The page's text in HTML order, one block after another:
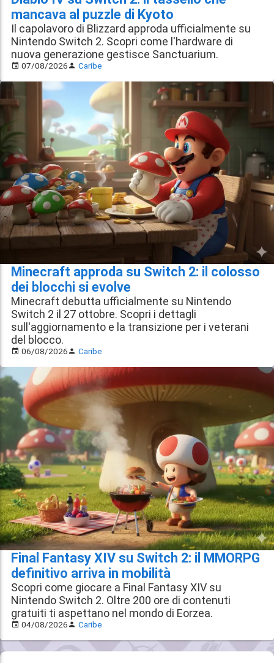
mancava al puzzle di Kyoto
Il capolavoro di Blizzard approda ufficialmente su
Nintendo Switch 2. Scopri come l'hardware di
nuova generazione gestisce Sanctuarium.
07/08/2026 Caribe
Minecraft approda su Switch 2: il colosso
dei blocchi si evolve
Minecraft debutta ufficialmente su Nintendo
Switch 2 il 27 ottobre. Scopri i dettagli
sull'aggiornamento e la transizione per i veterani
del blocco.
06/08/2026 Caribe
Final Fantasy XIV su Switch 2: il MMORPG
definitivo arriva in mobilità
Scopri come giocare a Final Fantasy XIV su
Nintendo Switch 2. Oltre 200 ore di contenuti
gratuiti ti aspettano nel mondo di Eorzea.
04/08/2026 Caribe